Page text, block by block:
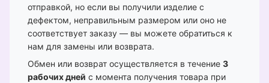
отправкой, но если вы получили изделие с
дефектом, неправильным размером или оно не
соответствует заказу — вы можете обратиться к
нам для замены или возврата.
Обмен или возврат осуществляется в течение 3
рабочих дней с момента получения товара при